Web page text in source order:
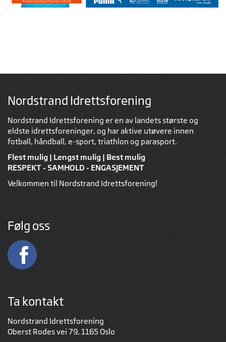
Nordstrand Idrettsforening
Nordstrand Idrettsforening er en av landets største og
eldste idrettsforeninger, og har aktive utøvere innen
fotball, håndball, e-sport, triathlon og parasport.
Flest mulig | Lengst mulig | Best mulig
RESPEKT - SAMHOLD - ENGASJEMENT
Velkommen til Nordstrand Idrettsforening!
Følg oss
Ta kontakt
Nordstrand Idrettsforening
Oberst Rodes vei 79, 1165 Oslo